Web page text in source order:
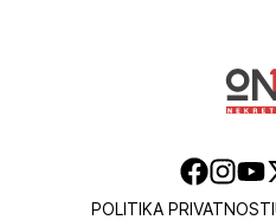
POLITIKA PRIVATNOSTI